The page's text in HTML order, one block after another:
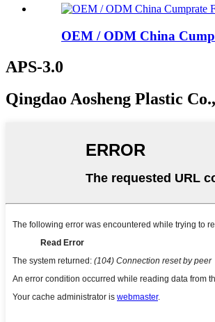
OEM / ODM China
APS-3.0
Qingdao Aosheng Plastic